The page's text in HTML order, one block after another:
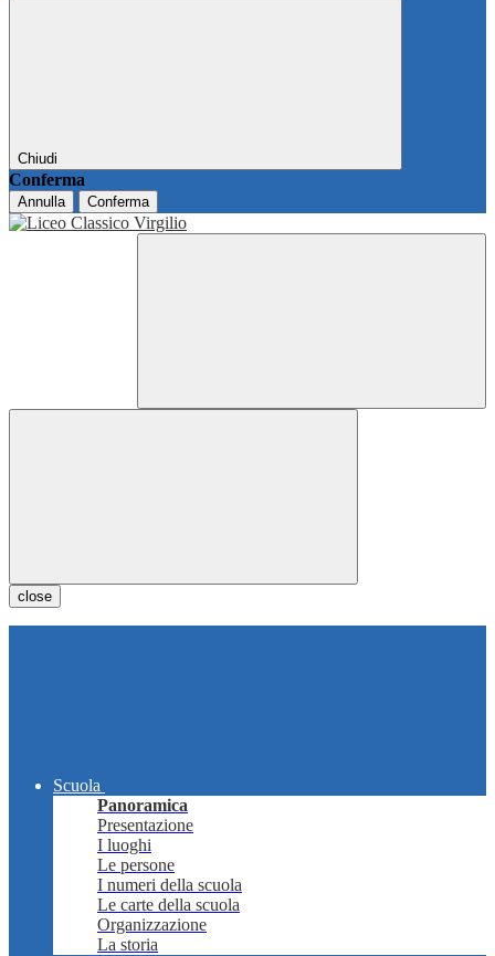
Chiudi
Conferma
Annulla Conferma
close
Scuola
Panoramica
Presentazione
I luoghi
Le persone
I numeri della scuola
Le carte della scuola
Organizzazione
La storia